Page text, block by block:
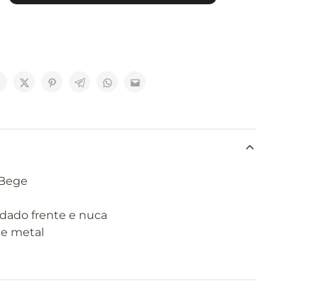
frente e nuca
metal